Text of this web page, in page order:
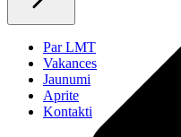
Par LMT
Vakances
Jaunumi
Aprite
Kontakti